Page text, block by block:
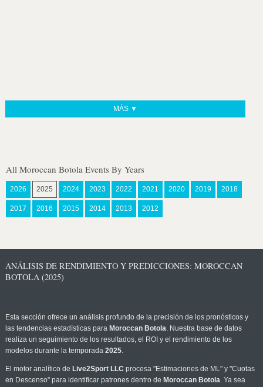
MÁS ▼
All Moroccan Botola Events By Years
2026 2025 2024 2023 2022 2021 2020 2019 2018
2017 2016 2015 2014 2013 2012
ANÁLISIS DE RENDIMIENTO Y PREDICCIONES: MOROCCAN
BOTOLA (2025)
Esta sección ofrece un análisis profundo de la precisión de los pronósticos y
las tendencias estadísticas para Moroccan Botola. Nuestra base de datos
realiza un seguimiento de los resultados, el ROI y el rendimiento de los
modelos durante la temporada 2025.
El motor analítico de Live2Sport LLC procesa "Estimaciones de ML" y "Cuotas
en Descenso" para identificar patrones dentro de Moroccan Botola. Ya sea